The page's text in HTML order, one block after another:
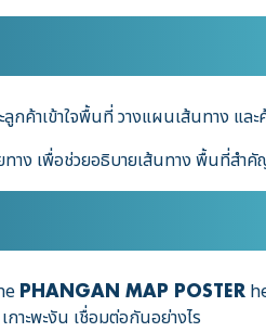
ลูกค้าเข้าใจพื้นที่ วางแผนเส้นทาง แ
ทาง เพื่อช่วยอธิบายเส้นทาง พื้นที่สำ
PHANGAN MAP POSTER
พะงัน เชื่อมต่อกันอย่างไร